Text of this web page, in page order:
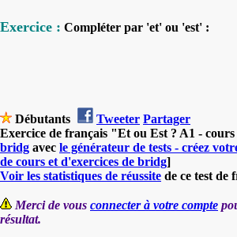
Exercice : Compléter par 'et' ou 'est' :
Débutants Tweeter Partager
Exercice de français "Et ou Est ? A1 -
bridg avec le générateur de tests - créez
de cours et d'exercices de bridg]
Voir les statistiques de réussite de ce test de
Merci de vous connecter à votre compte
résultat.